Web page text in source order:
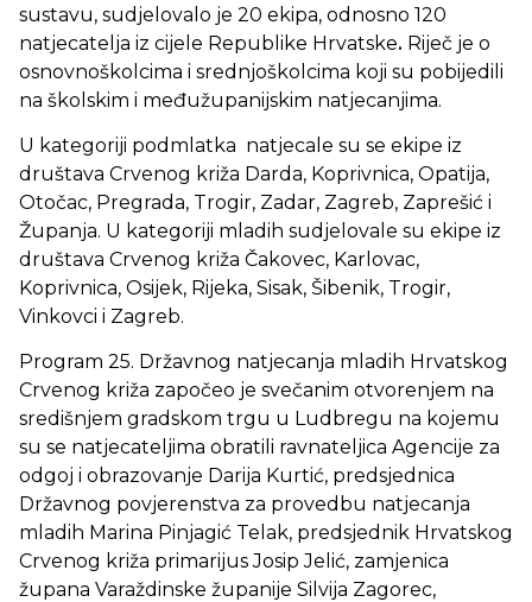
sustavu, sudjelovalo je 20 ekipa, odnosno 120
natjecatelja iz cijele Republike Hrvatske. Riječ je o
osnovnoškolcima i srednjoškolcima koji su pobijedili
na školskim i međužupanijskim natjecanjima.
U kategoriji podmlatka natjecale su se ekipe iz
društava Crvenog križa Darda, Koprivnica, Opatija,
Otočac, Pregrada, Trogir, Zadar, Zagreb, Zaprešić i
Županja. U kategoriji mladih sudjelovale su ekipe iz
društava Crvenog križa Čakovec, Karlovac,
Koprivnica, Osijek, Rijeka, Sisak, Šibenik, Trogir,
Vinkovci i Zagreb.
Program 25. Državnog natjecanja mladih Hrvatskog
Crvenog križa započeo je svečanim otvorenjem na
središnjem gradskom trgu u Ludbregu na kojemu
su se natjecateljima obratili ravnateljica Agencije za
odgoj i obrazovanje Darija Kurtić, predsjednica
Državnog povjerenstva za provedbu natjecanja
mladih Marina Pinjagić Telak, predsjednik Hrvatskog
Crvenog križa primarijus Josip Jelić, zamjenica
župana Varaždinske županije Silvija Zagorec,